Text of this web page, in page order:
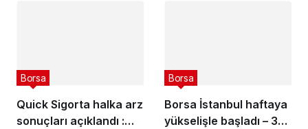
Quick Sigorta halka arz
sonuçları açıklandı :
Borsa
Borsa İstanbul haftaya
yükselişle başladı – 3
Borsa